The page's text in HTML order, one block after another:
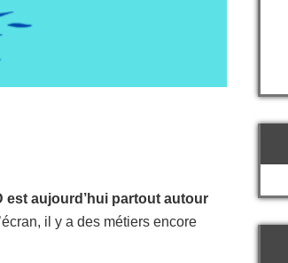
est aujourd’hui partout autour
il y a des métiers encore